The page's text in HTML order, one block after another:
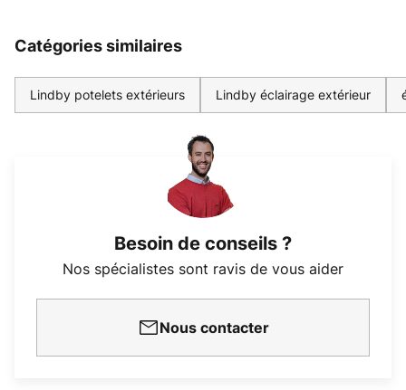
Catégories similaires
Lindby potelets extérieurs Lindby éclairage extérieur
Besoin de conseils ?
Nos spécialistes sont ravis de vous aider
Nous contacter